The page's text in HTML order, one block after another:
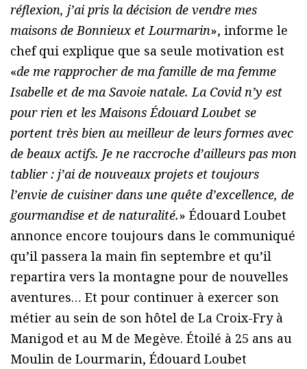
réflexion, j’ai pris la décision de vendre mes
maisons de Bonnieux et Lourmarin», informe le
chef qui explique que sa seule motivation est
«de me rapprocher de ma famille de ma femme
Isabelle et de ma Savoie natale. La Covid n’y est
pour rien et les Maisons Édouard Loubet se
portent très bien au meilleur de leurs formes avec
de beaux actifs. Je ne raccroche d’ailleurs pas mon
tablier : j’ai de nouveaux projets et toujours
l’envie de cuisiner dans une quête d’excellence, de
gourmandise et de naturalité.» Édouard Loubet
annonce encore toujours dans le communiqué
qu’il passera la main fin septembre et qu’il
repartira vers la montagne pour de nouvelles
aventures… Et pour continuer à exercer son
métier au sein de son hôtel de La Croix-Fry à
Manigod et au M de Megève. Étoilé à 25 ans au
Moulin de Lourmarin, Édouard Loubet